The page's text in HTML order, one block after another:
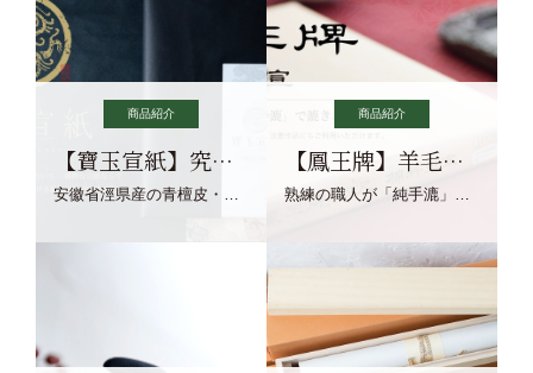
商品紹介
【寶玉宣紙】究極の純粋な宣紙を目指す寶玉宣紙
安徽省涇県産の青檀皮・砂田稲藁・清らかな渓流水、熟練手漉き職人の卓越した手漉技術による最高級の純宣紙です。
商品紹介
【鳳王牌】羊毛筆×濃墨での揮毫に最適な宣紙系画仙紙
熟練の職人が「純手漉」で漉きあげる書画紙。宣紙を好まれるお客様向けの棉料単宣に漉きあげました。